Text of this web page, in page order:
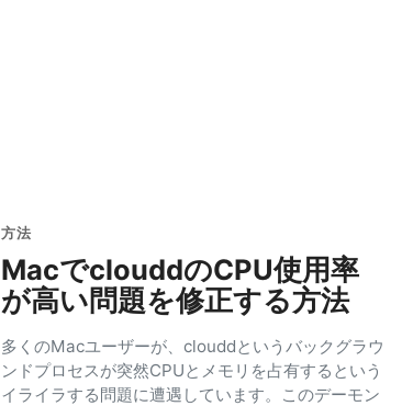
方法
MacでclouddのCPU使用率
が高い問題を修正する方法
多くのMacユーザーが、clouddというバックグラウ
ンドプロセスが突然CPUとメモリを占有するという
イライラする問題に遭遇しています。このデーモン